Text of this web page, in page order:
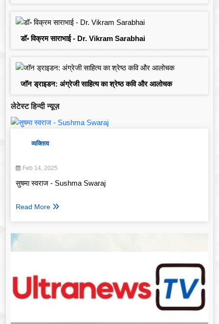
डॉ॰ विक्रम साराभाई - Dr. Vikram Sarabhai
जॉन ड्राइडन: अंग्रेजी साहित्य का श्रेष्ठ कवि और आलोचक
लेटेस्ट हिन्दी न्यूज़
व्यक्तित्व
Feb 14, 2025
सुषमा स्वराज - Sushma Swaraj
Read More